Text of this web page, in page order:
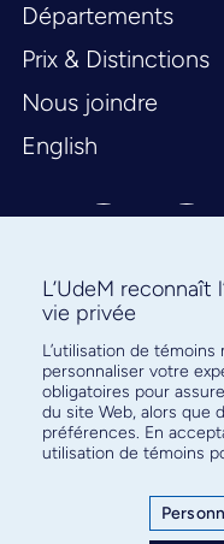
Départements
Prix & Distinctions
Nous joindre
English
Abonnez-
pour
L’UdeM
vie privée
L’utilisation de
personnaliser votre
obligatoires pour
du site Web, alors que
préférences. En
utilisation de témoins